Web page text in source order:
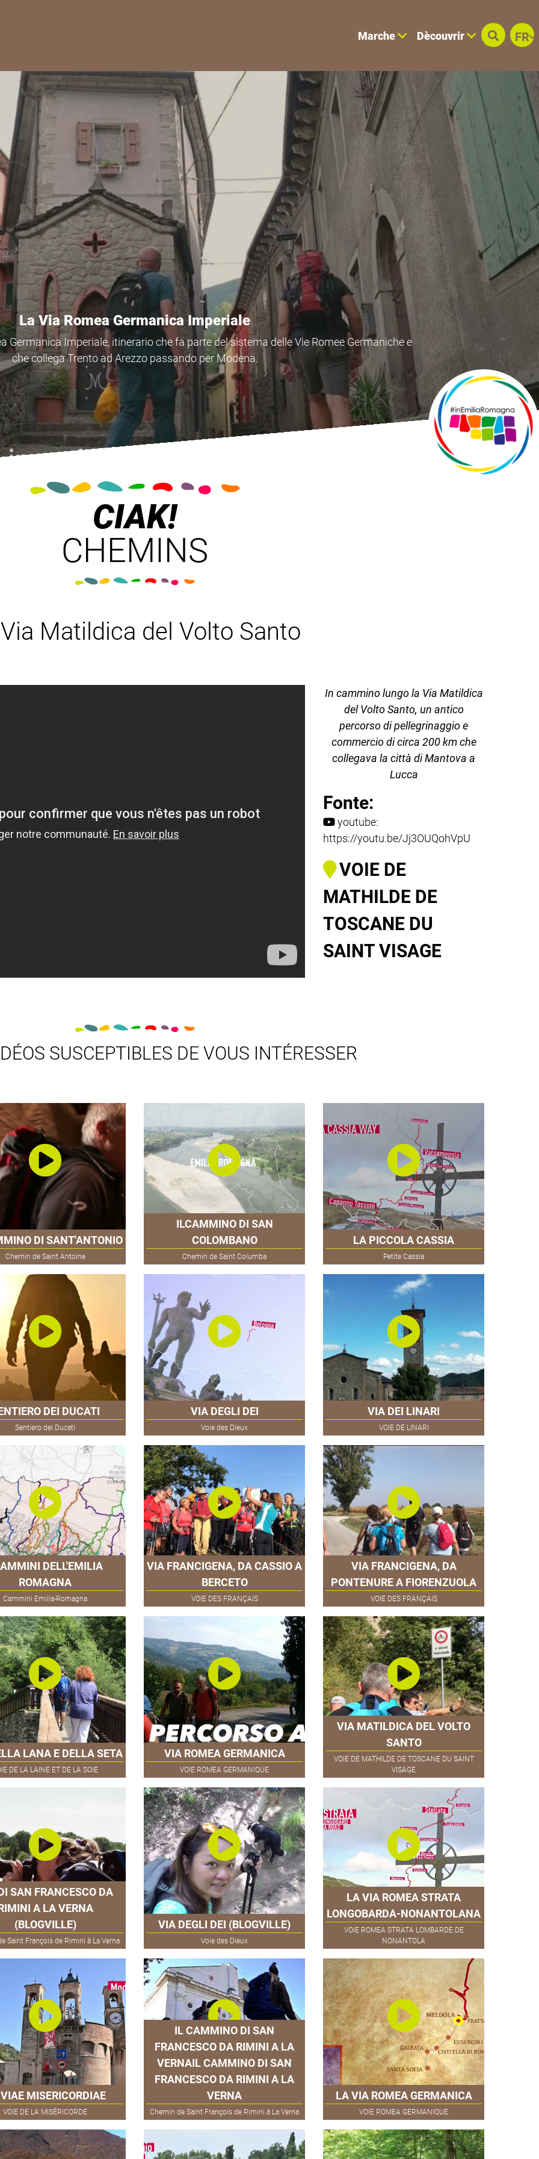
Marche Dècouvrir FR
Il Cammino di Sant'Antonio
un itinerario tra Veneto, Emilia Romagna e Toscana che unisce importanti
spiritualità e di fede dove il Santo visse agli inizi del XII secolo.
CIAK!
CHEMINS
Matildica del Volto Santo
In cammino lungo la Via Matildica
del Volto Santo, un antico
percorso di pellegrinaggio e
commercio di circa 200 km che
collegava la città di Mantova a
Lucca
Fonte:
youtube:
https://youtu.be/Jj3OUQohVpU
VOIE DE
MATHILDE DE
TOSCANE DU
SAINT VISAGE
SUSCEPTIBLES DE VOUS INTÉRESSER
DI SANT'ANTONIO
Chemin de Saint Antoine
ILCAMMINO DI SAN
COLOMBANO
Chemin de Saint Columba
LA PICCOLA CASSIA
Petite Cassia
DEI DUCATI
Sentiero dei Ducati
VIA DEGLI DEI
Voie des Dieux
VIA DEI LINARI
VOIE DE LINARI
DELL'EMILIA
ROMAGNA
Cammini Emilia-Romagna
VIA FRANCIGENA, DA CASSIO A
BERCETO
VOIE DES FRANÇAIS
VIA FRANCIGENA, DA
PONTENURE A FIORENZUOLA
VOIE DES FRANÇAIS
LANA E DELLA SETA
DE LA LAINE ET DE LA SOIE
VIA ROMEA GERMANICA
VOIE ROMEA GERMANIQUE
VIA MATILDICA DEL VOLTO
SANTO
VOIE DE MATHILDE DE TOSCANE DU SAINT
VISAGE
SAN FRANCESCO DA
A LA VERNA
(BLOGVILLE)
Saint François de Rimini à La Verna
VIA DEGLI DEI (BLOGVILLE)
Voie des Dieux
LA VIA ROMEA STRATA
LONGOBARDA-NONANTOLANA
VOIE ROMEA STRATA LOMBARDE DE
NONANTOLA
MISERICORDIAE
VOIE DE LA MISÉRICORDE
IL CAMMINO DI SAN
FRANCESCO DA RIMINI A LA
VERNAIL CAMMINO DI SAN
FRANCESCO DA RIMINI A LA
VERNA
Chemin de Saint François de Rimini à La Verna
LA VIA ROMEA GERMANICA
VOIE ROMEA GERMANIQUE